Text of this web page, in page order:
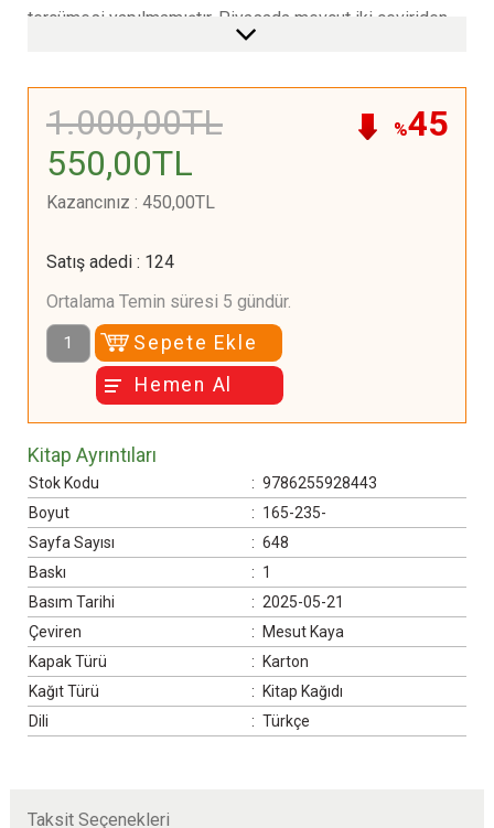
tercümesi yapılmamıştır. Piyasada mevcut iki çeviriden
rivayetlerin ziyadesi ile yapılmış bir çeviridir. Her iki
çeviri de tefsirin gerçek hüviyetini ortaya koymaktan ve
Taberî'nin inşa ettiği o muhteşem abideyi yansıtmaktan
uzaktır. Bu sebeple gerek yüce kitabımız Kur'an-ı Kerim'i
okumak isteyen genel okuyucunun gerekse İslami
ilimlerin genelinde ve tefsir ilminde araştırma yapan
kişilerin Taberî Tefsiri'nden tam anlamıyla istifade
edebilmeleri için tefsirin tahkikli bir neşrinden, gerektiği
yerlerde diğer tahkikli neşirlerinden de faydalanılarak
baştan sona tercüme edilmesi düşünülmüştür. Çeviri
tefsir akademisyenleri ve İslami ilimlerde yetkin
isimlerden oluşan bir heyet
%45
1.000,00TL
550,00TL
Kazancınız : 450,00TL
Satış adedi: 124
Ortalama Temin süresi 5 gündür.
Sepete Ekle
Hemen Al
Kitap Ayrıntıları
Stok Kodu : 9786255928443
Boyut
: 165-235-
Sayfa Sayısı
: 648
Baskı
: 1
Basım Tarihi
: 2025-05-21
Çeviren
:
Mesut Kaya
Kapak Türü
:
Karton
Kağıt Türü
:
Kitap Kağıdı
Dili
: Türkçe
Taksit Seçenekleri